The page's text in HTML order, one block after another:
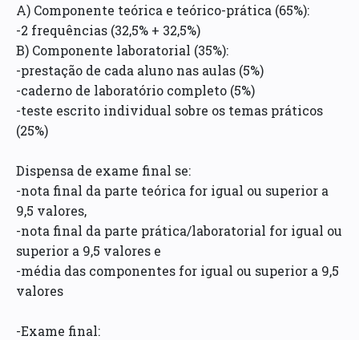
A) Componente teórica e teórico-prática (65%):
-2 frequências (32,5% + 32,5%)
B) Componente laboratorial (35%):
-prestação de cada aluno nas aulas (5%)
-caderno de laboratório completo (5%)
-teste escrito individual sobre os temas práticos
(25%)
Dispensa de exame final se:
-nota final da parte teórica for igual ou superior a
9,5 valores,
-nota final da parte prática/laboratorial for igual ou
superior a 9,5 valores e
-média das componentes for igual ou superior a 9,5
valores
-Exame final: